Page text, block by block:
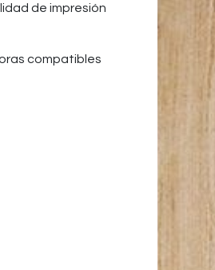
de impresión
compatibles